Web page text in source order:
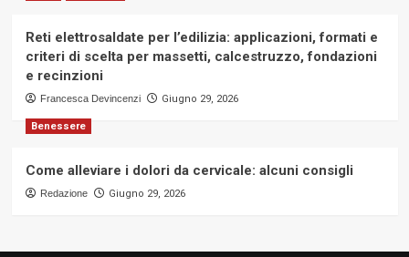
Reti elettrosaldate per l’edilizia: applicazioni, formati e
criteri di scelta per massetti, calcestruzzo, fondazioni
e recinzioni
Francesca Devincenzi Giugno 29, 2026
Benessere
Come alleviare i dolori da cervicale: alcuni consigli
Redazione Giugno 29, 2026